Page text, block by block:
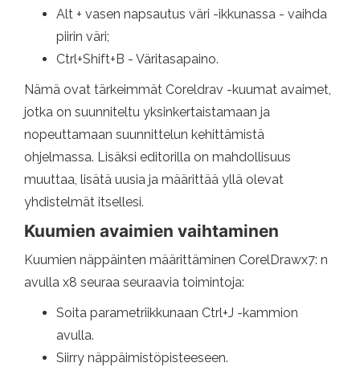
Alt + vasen napsautus väri -ikkunassa - vaihda
piirin väri;
Ctrl+Shift+B - Väritasapaino.
Nämä ovat tärkeimmät Coreldrav -kuumat avaimet,
jotka on suunniteltu yksinkertaistamaan ja
nopeuttamaan suunnittelun kehittämistä
ohjelmassa. Lisäksi editorilla on mahdollisuus
muuttaa, lisätä uusia ja määrittää yllä olevat
yhdistelmät itsellesi.
Kuumien avaimien vaihtaminen
Kuumien näppäinten määrittäminen CorelDrawx7: n
avulla x8 seuraa seuraavia toimintoja:
Soita parametriikkunaan Ctrl+J -kammion
avulla.
Siirry näppäimistöpisteeseen.